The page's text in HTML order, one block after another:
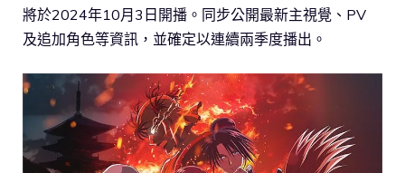
將於2024年10月3日開播。同步公開最新主視覺、PV
及追加角色等資訊，並確定以連續兩季度播出。